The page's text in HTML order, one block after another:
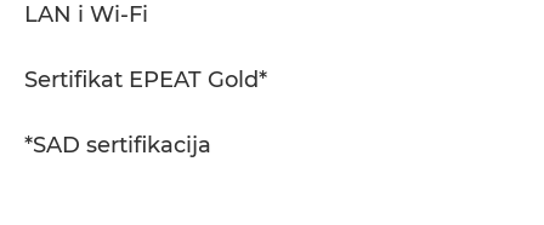
LAN i Wi-Fi
Sertifikat EPEAT Gold*
*SAD sertifikacija